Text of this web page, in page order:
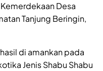
Kemerdekaan Desa
Tanjung Beringin,
di amankan pada
Jenis Shabu Shabu